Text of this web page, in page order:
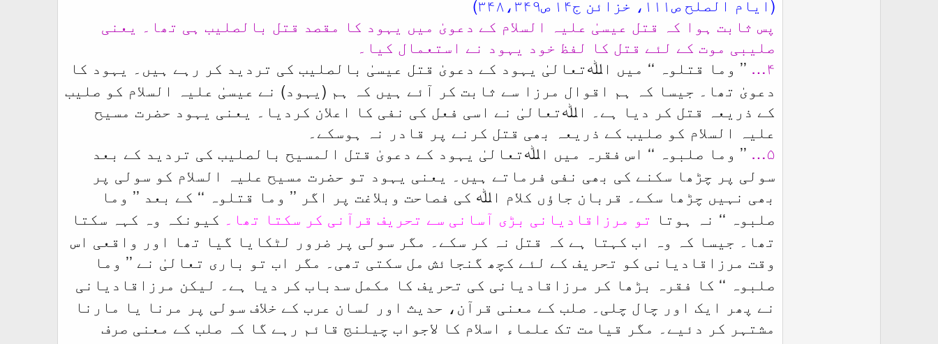
(ایام الصلح ص۱۱۱، خزائن ج۱۴ ص۳۴۸،۳۴۹)
پس ثابت ہوا کہ قتل عیسیٰ علیہ السلام کے دعویٰ میں یہود کا مقصد قتل بالصلیب ہی تھا۔ یعنی
صلیبی موت کے لئے قتل کا لفظ خود یہود نے استعمال کیا۔
۴…
’’ وما قتلوہ
‘‘ میں اﷲتعالیٰ یہود کے دعویٰ قتل عیسیٰ بالصلیب کی تردید کر رہے ہیں۔ یہود کا
دعویٰ تھا۔ جیسا کہ ہم اقوال مرزا سے ثابت کر آئے ہیں کہ ہم (یہود) نے عیسیٰ علیہ السلام کو صلیب
کے ذریعہ قتل کر دیا ہے۔ اﷲتعالیٰ نے اسی فعل کی نفی کا اعلان کردیا۔ یعنی یہود حضرت مسیح
علیہ السلام کو صلیب کے ذریعہ بھی قتل کرنے پر قادر نہ ہوسکے۔
۵…
’’ وما صلبوہ
‘‘ اس فقرہ میں اﷲتعالیٰ یہود کے دعویٰ قتل المسیح بالصلیب کی تردید کے بعد
سولی پر چڑھا سکنے کی بھی نفی فرماتے ہیں۔ یعنی یہود تو حضرت مسیح علیہ السلام کو سولی پر
بھی نہیں چڑھا سکے۔ قربان جاؤں کلام اﷲ کی فصاحت وبلاغت پر اگر ’’ وما قتلوہ ‘‘ کے بعد ’’ وما
صلبوہ
‘‘ نہ ہوتا تو مرزاقادیانی بڑی آسانی سے تحریف قرآنی کر سکتا تھا۔ کیونکہ وہ کہہ سکتا
تھا۔ جیسا کہ وہ اب کہتا ہے کہ قتل نہ کر سکے۔ مگر سولی پر ضرور لٹکایا گیا تھا اور واقعی اس
وقت مرزاقادیانی کو تحریف کے لئے کچھ گنجائش مل سکتی تھی۔ مگر اب تو باری تعالیٰ نے ’’ وما
صلبوہ
‘‘ کا فقرہ بڑھا کر مرزاقادیانی کی تحریف کا مکمل سدباب کر دیا ہے۔ لیکن مرزاقادیانی
نے پھر ایک اور چال چلی۔ صلب کے معنی قرآن، حدیث اور لسان عرب کے خلاف سولی پر مرنا یا مارنا
مشتہر کر دئیے۔ مگر قیامت تک علماء اسلام کا لاجواب چیلنج قائم رہے گا کہ صلب کے معنی صرف